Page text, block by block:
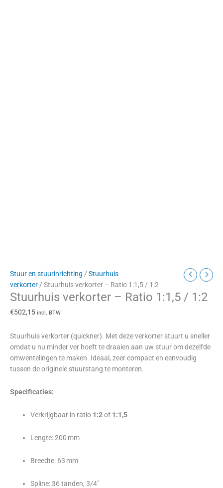
Stuur en stuurinrichting / Stuurhuis
verkorter/ Stuurhuis verkorter – Ratio 1:1,5 / 1:2
Stuurhuis verkorter – Ratio 1:1,5 / 1:2
€502,15 incl. BTW
Stuurhuis verkorter (quickner). Met deze verkorter stuurt u sneller
omdat u nu minder ver hoeft te draaien aan uw stuur om dezelfde
omwentelingen te maken. Ideaal, zeer compact en eenvoudig
tussen de originele stuurstang te monteren.
Specificaties:
Verkrijgbaar in ratio 1:2of 1:1,5
Lengte: 200 mm
Breedte: 63 mm
Spline: 36 tanden, 3/4″